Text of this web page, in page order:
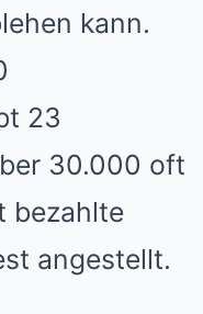
kann.
23
30.000 oft
bezahlte
angestellt.